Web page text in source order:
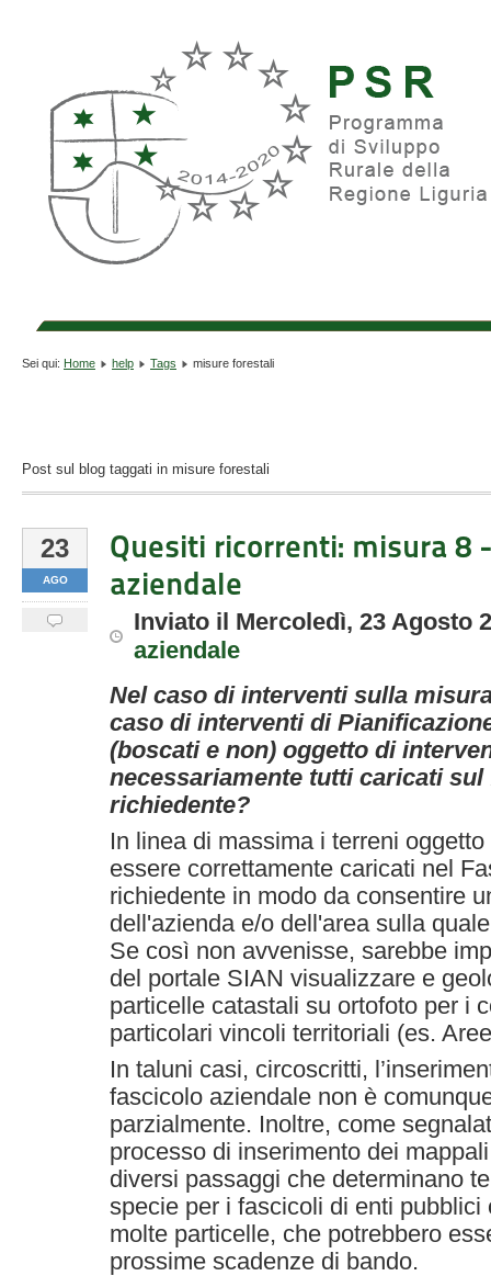
Sei qui: Home help Tags misure forestali
Post sul blog taggati in misure forestali
23
AGO
Quesiti ricorrenti: misura 8
aziendale
Inviato il Mercoledì, 23 Agosto
aziendale
Nel caso di interventi sulla
caso di interventi di
(boscati e non) oggetto di
necessariamente tutti caricati
richiedente?
In linea di massima i terreni
essere correttamente caricati nel
richiedente in modo da consentire
dell'azienda e/o dell'area sulla
Se così non avvenisse, sarebbe
del portale SIAN visualizzare e
particelle catastali su ortofoto per i
particolari vincoli territoriali (es.
In taluni casi, circoscritti,
fascicolo aziendale non è
parzialmente. Inoltre, come
processo di inserimento dei
diversi passaggi che determinano
specie per i fascicoli di enti
molte particelle, che potrebbero
prossime scadenze di bando.